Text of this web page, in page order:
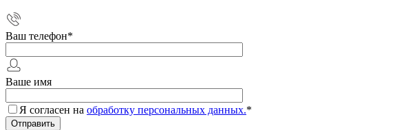
Ваш телефон*
Ваше имя
Я согласен на обработку персональных данных.*